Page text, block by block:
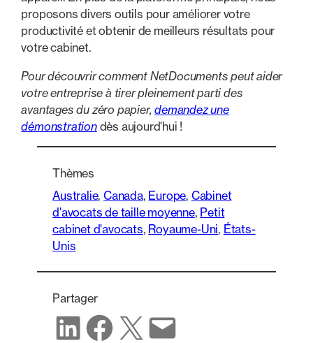
proposons divers outils pour améliorer votre
productivité et obtenir de meilleurs résultats pour
votre cabinet.
Pour découvrir comment NetDocuments peut aider
votre entreprise à tirer pleinement parti des
avantages du zéro papier,demandez une
démonstrationdès aujourd'hui !
Thèmes
Australie, Canada, Europe, Cabinet
d'avocats de taille moyenne, Petit
cabinet d'avocats, Royaume-Uni, États-
Unis
Partager
Partager sur LinkedIn
Partager sur Facebook
Partager sur X Partager par e-mail